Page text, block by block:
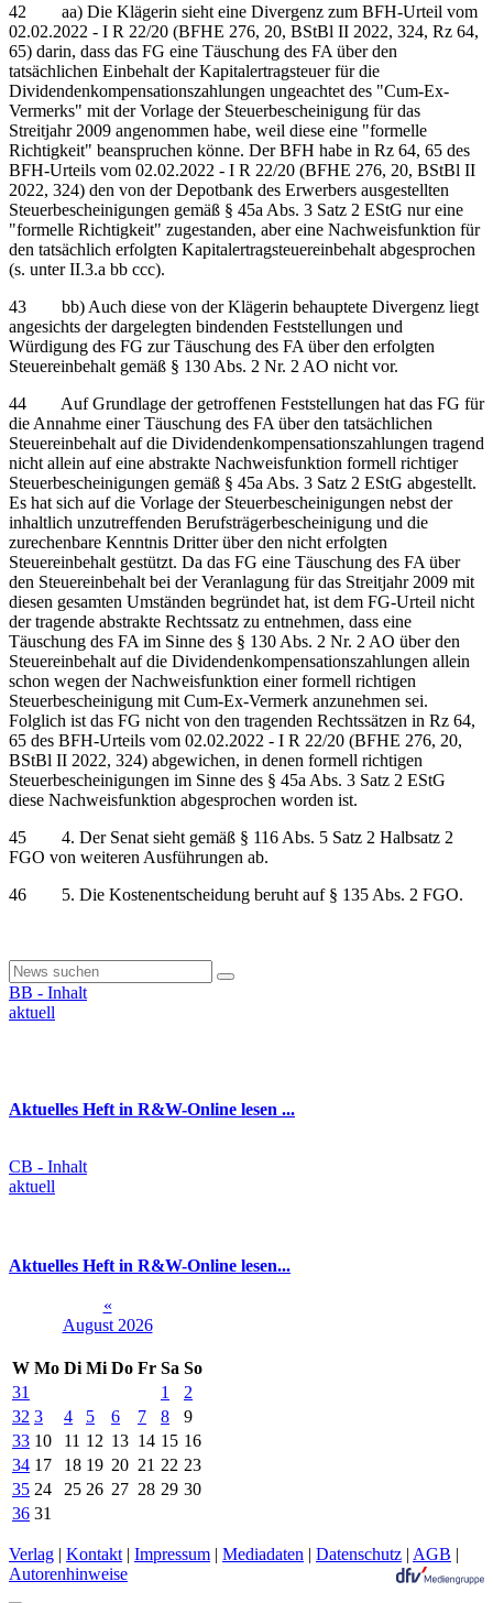
42 aa) Die Klägerin sieht eine Divergenz zum BFH-Urteil vom
02.02.2022 - I R 22/20 (BFHE 276, 20, BStBl II 2022, 324, Rz 64,
65) darin, dass das FG eine Täuschung des FA über den
tatsächlichen Einbehalt der Kapitalertragsteuer für die
Dividendenkompensationszahlungen ungeachtet des "Cum-Ex-
Vermerks" mit der Vorlage der Steuerbescheinigung für das
Streitjahr 2009 angenommen habe, weil diese eine "formelle
Richtigkeit" beanspruchen könne. Der BFH habe in Rz 64, 65 des
BFH-Urteils vom 02.02.2022 - I R 22/20 (BFHE 276, 20, BStBl II
2022, 324) den von der Depotbank des Erwerbers ausgestellten
Steuerbescheinigungen gemäß § 45a Abs. 3 Satz 2 EStG nur eine
"formelle Richtigkeit" zugestanden, aber eine Nachweisfunktion für
den tatsächlich erfolgten Kapitalertragsteuereinbehalt abgesprochen
(s. unter II.3.a bb ccc).
43 bb) Auch diese von der Klägerin behauptete Divergenz liegt
angesichts der dargelegten bindenden Feststellungen und
Würdigung des FG zur Täuschung des FA über den erfolgten
Steuereinbehalt gemäß § 130 Abs. 2 Nr. 2 AO nicht vor.
44 Auf Grundlage der getroffenen Feststellungen hat das FG für
die Annahme einer Täuschung des FA über den tatsächlichen
Steuereinbehalt auf die Dividendenkompensationszahlungen tragend
nicht allein auf eine abstrakte Nachweisfunktion formell richtiger
Steuerbescheinigungen gemäß § 45a Abs. 3 Satz 2 EStG abgestellt.
Es hat sich auf die Vorlage der Steuerbescheinigungen nebst der
inhaltlich unzutreffenden Berufsträgerbescheinigung und die
zurechenbare Kenntnis Dritter über den nicht erfolgten
Steuereinbehalt gestützt. Da das FG eine Täuschung des FA über
den Steuereinbehalt bei der Veranlagung für das Streitjahr 2009 mit
diesen gesamten Umständen begründet hat, ist dem FG-Urteil nicht
der tragende abstrakte Rechtssatz zu entnehmen, dass eine
Täuschung des FA im Sinne des § 130 Abs. 2 Nr. 2 AO über den
Steuereinbehalt auf die Dividendenkompensationszahlungen allein
schon wegen der Nachweisfunktion einer formell richtigen
Steuerbescheinigung mit Cum-Ex-Vermerk anzunehmen sei.
Folglich ist das FG nicht von den tragenden Rechtssätzen in Rz 64,
65 des BFH-Urteils vom 02.02.2022 - I R 22/20 (BFHE 276, 20,
BStBl II 2022, 324) abgewichen, in denen formell richtigen
Steuerbescheinigungen im Sinne des § 45a Abs. 3 Satz 2 EStG
diese Nachweisfunktion abgesprochen worden ist.
45 4. Der Senat sieht gemäß § 116 Abs. 5 Satz 2 Halbsatz 2
FGO von weiteren Ausführungen ab.
46 5. Die Kostenentscheidung beruht auf § 135 Abs. 2 FGO.
BB - Inhalt
aktuell
Aktuelles Heft in R&W-Online lesen ...
CB - Inhalt
aktuell
Aktuelles Heft in R&W-Online lesen...
«
August 2026
W Mo Di Mi Do Fr Sa So
31
1
2
32 3 4 5 6 7 8
9
33 10 11 12 13 14 15 16
34 17 18 19 20 21 22 23
35 24 25 26 27 28 29 30
36 31
Verlag | Kontakt | Impressum | Mediadaten | Datenschutz | AGB |
Autorenhinweise